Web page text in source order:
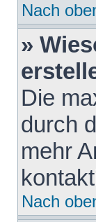
Nach
»
Die
durch
mehr
Nach